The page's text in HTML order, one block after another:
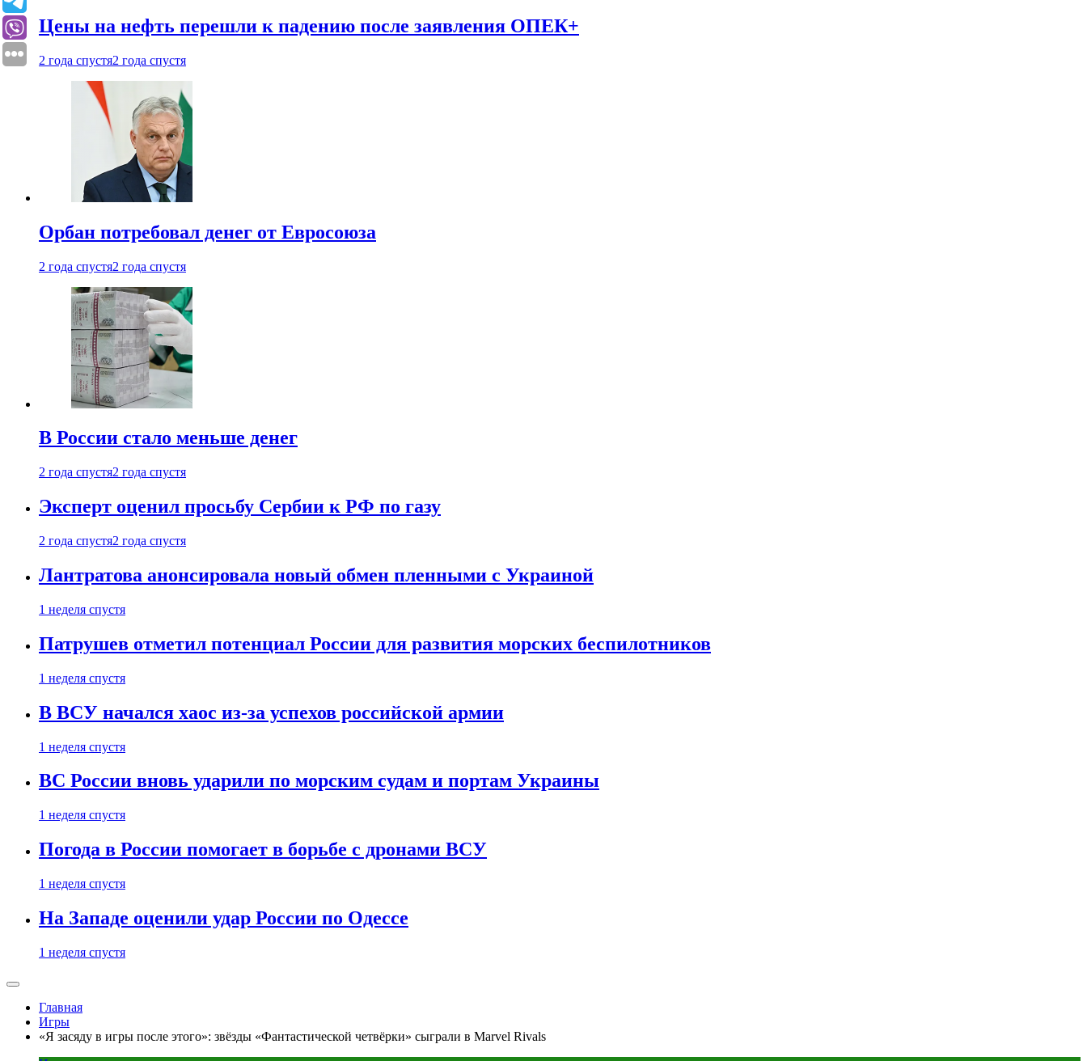
Цены на нефть перешли к падению после заявления ОПЕК+
2 года спустя2 года спустя
Орбан потребовал денег от Евросоюза
2 года спустя2 года спустя
В России стало меньше денег
2 года спустя2 года спустя
Эксперт оценил просьбу Сербии к РФ по газу
2 года спустя2 года спустя
Лантратова анонсировала новый обмен пленными с Украиной
1 неделя спустя
Патрушев отметил потенциал России для развития морских беспилотников
1 неделя спустя
В ВСУ начался хаос из-за успехов российской армии
1 неделя спустя
ВС России вновь ударили по морским судам и портам Украины
1 неделя спустя
Погода в России помогает в борьбе с дронами ВСУ
1 неделя спустя
На Западе оценили удар России по Одессе
1 неделя спустя
Главная
Игры
«Я засяду в игры после этого»: звёзды «Фантастической четвёрки» сыграли в Marvel Rivals